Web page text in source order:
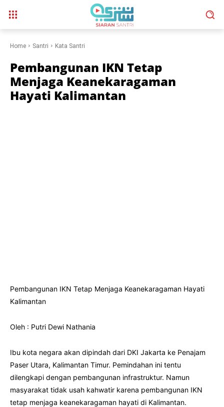
Home Santri Kata Santri
Pembangunan IKN Tetap
Menjaga Keanekaragaman
Hayati Kalimantan
Pembangunan IKN Tetap Menjaga Keanekaragaman Hayati
Kalimantan
Oleh : Putri Dewi Nathania
Ibu kota negara akan dipindah dari DKI Jakarta ke Penajam
Paser Utara, Kalimantan Timur. Pemindahan ini tentu
dilengkapi dengan pembangunan infrastruktur. Namun
masyarakat tidak usah kahwatir karena pembangunan IKN
tetap menjaga keanekaragaman hayati di Kalimantan.